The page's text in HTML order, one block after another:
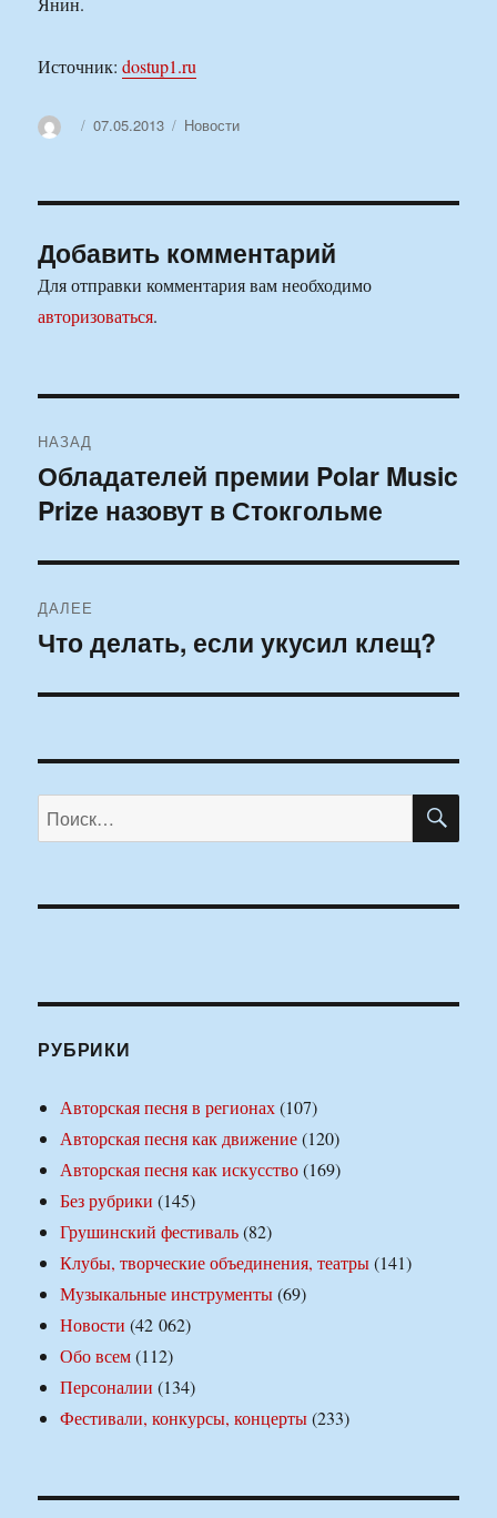
Источник:dostup1.ru
АвторОпубликовано
07.05.2013 Рубрики
Новости
Добавить комментарий
Для отправки комментария вам необходимо
авторизоваться.
по
записям
НАЗАД
Предыдущая
запись:
Обладателей премии Polar Music
Prize назовут в Стокгольме
ДАЛЕЕ
Следующая
Что делать, если укусил клещ?
Искать:
РУБРИКИ
Авторская песня в регионах(107)
Авторская песня как движение(120)
Авторская песня как искусство(169)
Без рубрики (145)
Грушинский фестиваль(82)
Клубы, творческие объединения, театры(141)
Музыкальные инструменты(69)
Новости (42 062)
Обо всем(112)
Персоналии (134)
Фестивали, конкурсы, концерты(233)